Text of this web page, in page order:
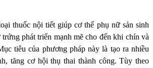
thuốc nội tiết giúp cơ thể phụ nữ sản sinh
phát triển mạnh mẽ cho đến khi chín và
tiêu của phương pháp này là tạo ra nhiều
tăng cơ hội thụ thai thành công. Tùy theo